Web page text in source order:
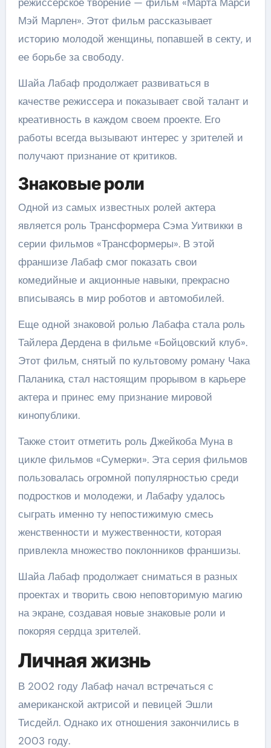
Мэй Марлен». Этот фильм рассказывает
историю молодой женщины, попавшей в секту, и
ее борьбе за свободу.
Шайа Лабаф продолжает развиваться в
качестве режиссера и показывает свой талант и
креативность в каждом своем проекте. Его
работы всегда вызывают интерес у зрителей и
получают признание от критиков.
Знаковые роли
Одной из самых известных ролей актера
является роль Трансформера Сэма Уитвикки в
серии фильмов «Трансформеры». В этой
франшизе Лабаф смог показать свои
комедийные и акционные навыки, прекрасно
вписываясь в мир роботов и автомобилей.
Еще одной знаковой ролью Лабафа стала роль
Тайлера Дердена в фильме «Бойцовский клуб».
Этот фильм, снятый по культовому роману Чака
Паланика, стал настоящим прорывом в карьере
актера и принес ему признание мировой
кинопублики.
Также стоит отметить роль Джейкоба Муна в
цикле фильмов «Сумерки». Эта серия фильмов
пользовалась огромной популярностью среди
подростков и молодежи, и Лабафу удалось
сыграть именно ту непостижимую смесь
женственности и мужественности, которая
привлекла множество поклонников франшизы.
Шайа Лабаф продолжает сниматься в разных
проектах и творить свою неповторимую магию
на экране, создавая новые знаковые роли и
покоряя сердца зрителей.
Личная жизнь
В 2002 году Лабаф начал встречаться с
американской актрисой и певицей Эшли
Тисдейл. Однако их отношения закончились в
2003 году.